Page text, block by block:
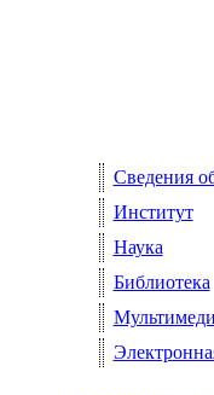
Сведения
Институт
Наука
Библиотека